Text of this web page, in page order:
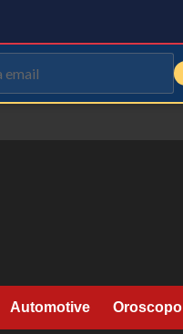
Automotive Oroscopo